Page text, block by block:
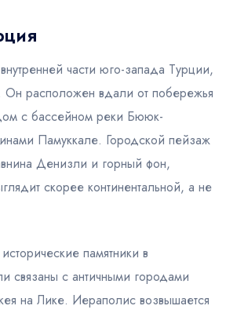
части юго-запада Турции,
Он расположен вдали от побережья
с бассейном реки Бююк-
Памуккале. Городской пейзаж
Денизли и горный фон,
скорее континентальной, а не
памятники в
связаны с античными городами
на Лике. Иераполис возвышается